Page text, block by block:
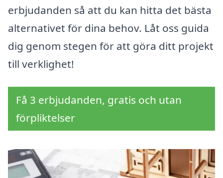
erbjudanden så att du kan hitta det bästa
alternativet för dina behov. Låt oss guida
dig genom stegen för att göra ditt projekt
till verklighet!
Få 3 erbjudanden, gratis och utan
förpliktelser